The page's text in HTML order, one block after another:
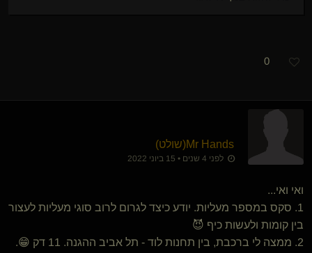
0
Mr Hands​(שולט)
לפני 4 שנים • 15 ביוני 2022
ואי ואי...
1. סקס במספר מעליות. יודע כיצד לגרום לרוב סוגי מעליות לעצור
בין קומות ולעשות כיף 😈
2. ממצה לי ברכבת, בין תחנות לוד - תל אביב ההגנה. 11 דק 😁.